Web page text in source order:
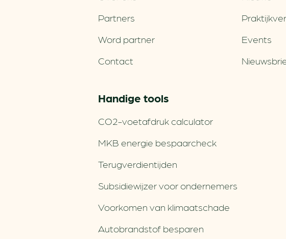
Partners
Word partner
Contact
Events
Handige tools
CO2-voetafdruk calculator
MKB energie bespaarcheck
Terugverdien­tijden
Subsidiewijzer voor ondernemers
Voorkomen van klimaatschade
Autobrandstof besparen